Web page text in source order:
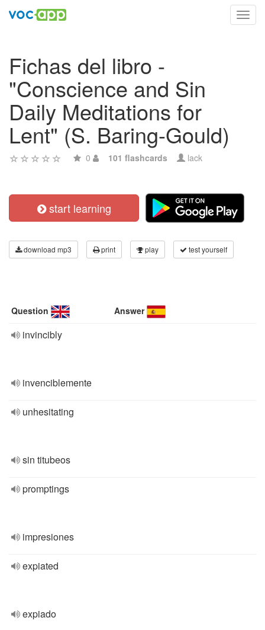
Fichas del libro -
"Conscience and Sin
Daily Meditations for
Lent" (S. Baring-Gould)
0 101 flashcards lack
start learning
download mp3 print play test yourself
Question Answer
invincibly
invenciblemente
unhesitating
sin titubeos
promptings
impresiones
expiated
expiado